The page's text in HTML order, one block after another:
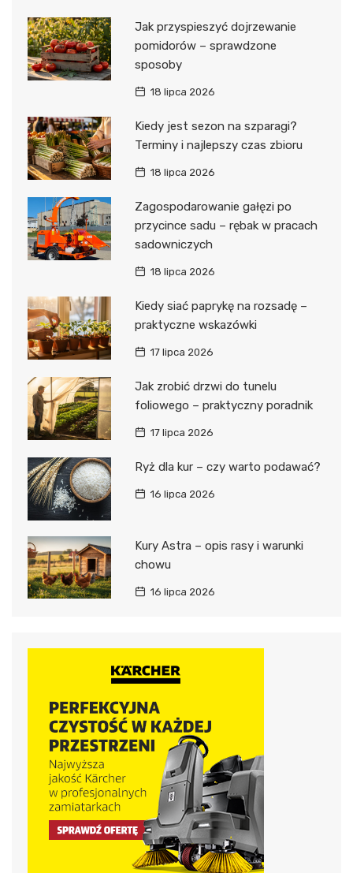
Jak przyspieszyć dojrzewanie
pomidorów – sprawdzone
sposoby
18 lipca 2026
Kiedy jest sezon na szparagi?
Terminy i najlepszy czas zbioru
18 lipca 2026
Zagospodarowanie gałęzi po
przycince sadu – rębak w pracach
sadowniczych
18 lipca 2026
Kiedy siać paprykę na rozsadę –
praktyczne wskazówki
17 lipca 2026
Jak zrobić drzwi do tunelu
foliowego – praktyczny poradnik
17 lipca 2026
Ryż dla kur – czy warto podawać?
16 lipca 2026
Kury Astra – opis rasy i warunki
chowu
16 lipca 2026